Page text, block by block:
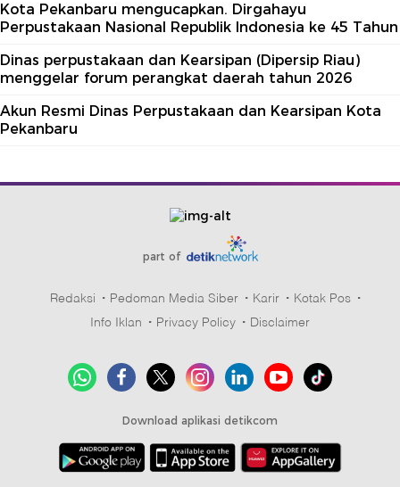
Kota Pekanbaru mengucapkan. Dirgahayu
Perpustakaan Nasional Republik Indonesia ke 45 Tahun
Dinas perpustakaan dan Kearsipan (Dipersip Riau)
menggelar forum perangkat daerah tahun 2026
Akun Resmi Dinas Perpustakaan dan Kearsipan Kota
Pekanbaru
part of
Redaksi Pedoman Media Siber Karir
Kotak Pos
Info Iklan
Privacy Policy Disclaimer
Download aplikasi detikcom